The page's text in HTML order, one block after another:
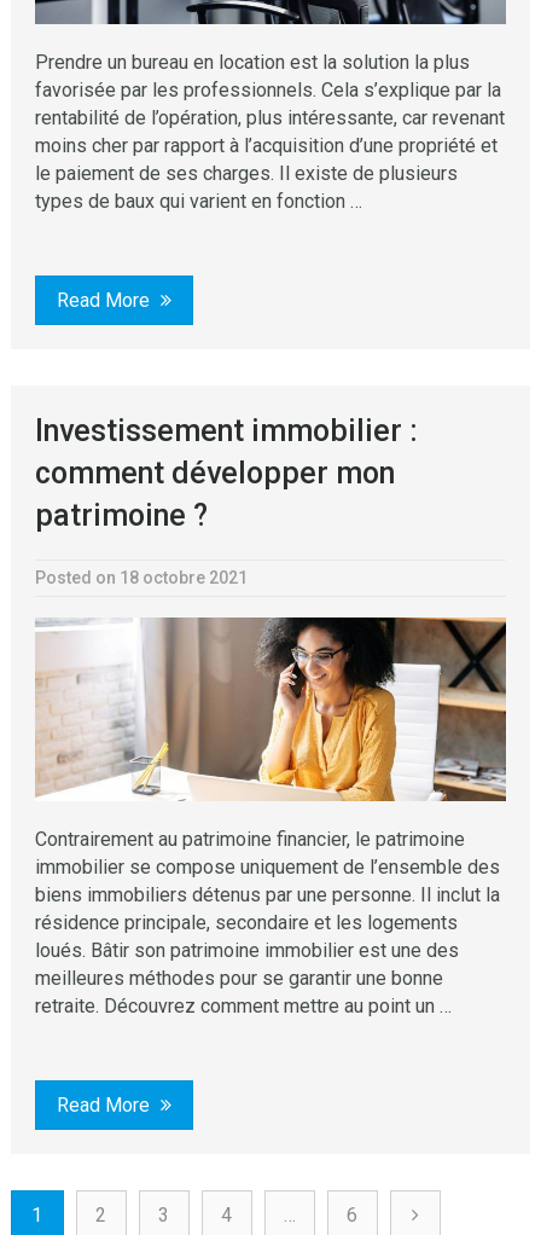
Prendre un bureau en location est la solution la plus
favorisée par les professionnels. Cela s’explique par la
rentabilité de l’opération, plus intéressante, car revenant
moins cher par rapport à l’acquisition d’une propriété et
le paiement de ses charges. Il existe de plusieurs
types de baux qui varient en fonction …
Read More
Investissement immobilier :
comment développer mon
patrimoine ?
Posted on 18 octobre 2021
Contrairement au patrimoine financier, le patrimoine
immobilier se compose uniquement de l’ensemble des
biens immobiliers détenus par une personne. Il inclut la
résidence principale, secondaire et les logements
loués. Bâtir son patrimoine immobilier est une des
meilleures méthodes pour se garantir une bonne
retraite. Découvrez comment mettre au point un …
Read More
1 2 3 4 6